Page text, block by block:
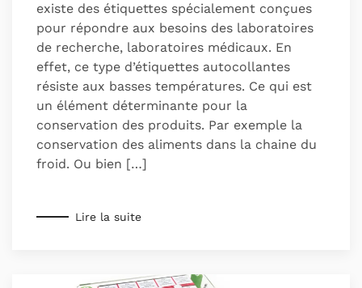
existe des étiquettes spécialement conçues
pour répondre aux besoins des laboratoires
de recherche, laboratoires médicaux. En
effet, ce type d’étiquettes autocollantes
résiste aux basses températures. Ce qui est
un élément déterminante pour la
conservation des produits. Par exemple la
conservation des aliments dans la chaine du
froid. Ou bien […]
Lire la suite